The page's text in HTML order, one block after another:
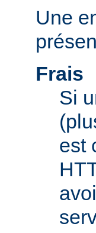
Une
Frais
Si
est